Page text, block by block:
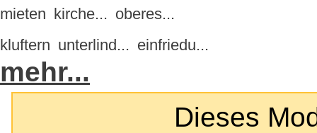
mieten kirche... oberes...
kluftern unterlind... einfriedu...
mehr...
Dieses